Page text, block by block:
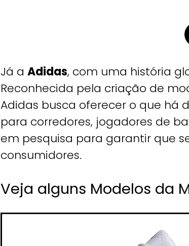
Já a Adidas, com uma história
Reconhecida pela criação de
Adidas busca oferecer o que há
para corredores, jogadores de
em pesquisa para garantir que
consumidores.
Veja alguns Modelos da